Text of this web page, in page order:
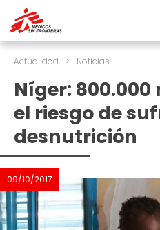
Actualidad > Noticias
Níger:
el riesgo de
desnutrición
09/10/2017